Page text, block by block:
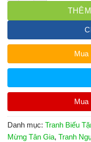
Mua
Mua
Danh mục: Tranh Biếu
Mừng Tân Gia, Tranh